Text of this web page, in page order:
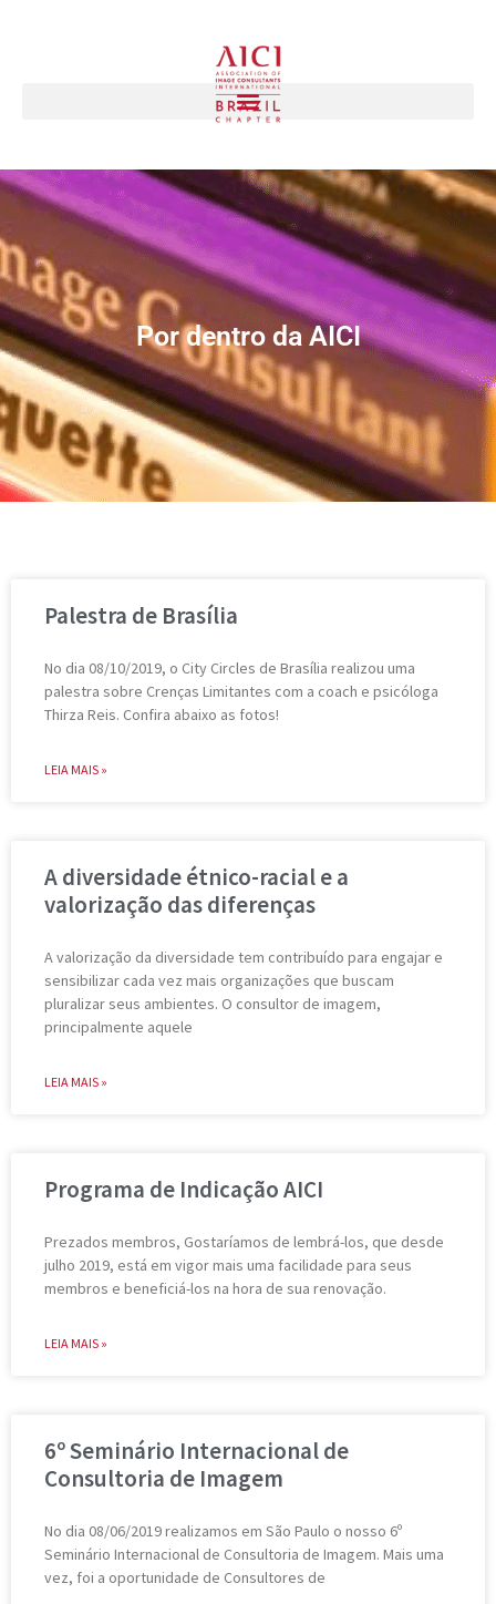
Por dentro da AICI
Palestra de Brasília
No dia 08/10/2019, o City Circles de Brasília realizou uma
palestra sobre Crenças Limitantes com a coach e psicóloga
Thirza Reis. Confira abaixo as fotos!
LEIA MAIS »
A diversidade étnico-racial e a
valorização das diferenças
A valorização da diversidade tem contribuído para engajar e
sensibilizar cada vez mais organizações que buscam
pluralizar seus ambientes. O consultor de imagem,
principalmente aquele
LEIA MAIS »
Programa de Indicação AICI
Prezados membros, Gostaríamos de lembrá-los, que desde
julho 2019, está em vigor mais uma facilidade para seus
membros e beneficiá-los na hora de sua renovação.
LEIA MAIS »
6º Seminário Internacional de
Consultoria de Imagem
No dia 08/06/2019 realizamos em São Paulo o nosso 6º
Seminário Internacional de Consultoria de Imagem. Mais uma
vez, foi a oportunidade de Consultores de